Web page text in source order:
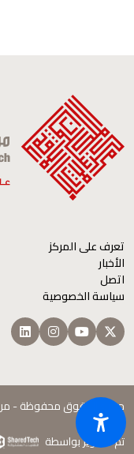
تعرف على المركز
الأخبار
اتصل
سياسة الخصوصية
جميع الحقوق محفوظة - مركز
تم التطوير بواسطة